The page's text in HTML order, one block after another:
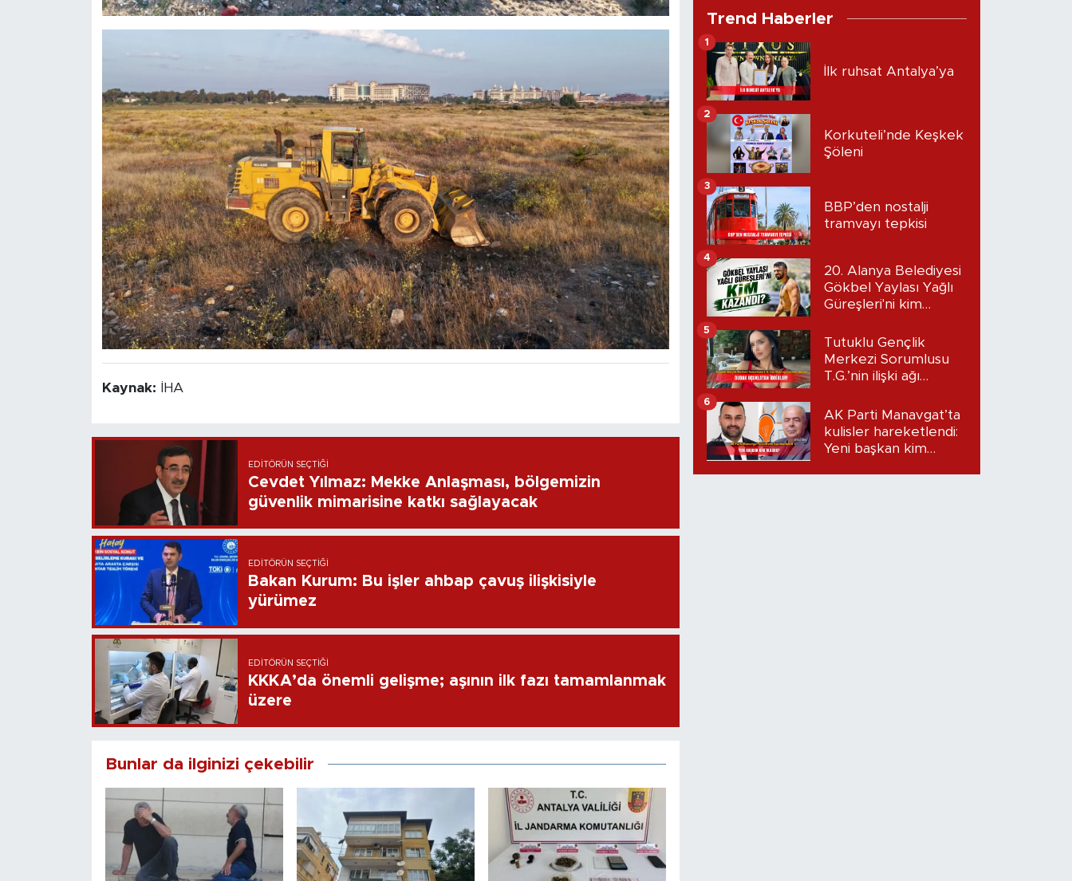
Kaynak: İHA
EDITÖRÜN SEÇTIĞI
Cevdet Yılmaz: Mekke Anlaşması, bölgemizin
güvenlik mimarisine katkı sağlayacak
EDITÖRÜN SEÇTIĞI
Bakan Kurum: Bu işler ahbap çavuş ilişkisiyle
yürümez
EDITÖRÜN SEÇTIĞI
KKKA’da önemli gelişme; aşının ilk fazı tamamlanmak
üzere
Bunlar da ilginizi çekebilir
Trend Haberler
İlk ruhsat Antalya’ya
1
Korkuteli’nde Keşkek
Şöleni
2
BBP’den nostalji
tramvayı tepkisi
3
20. Alanya Belediyesi
Gökbel Yaylası Yağlı
Güreşleri'ni kim
4
Tutuklu Gençlik
Merkezi Sorumlusu
T.G.’nin ilişki ağı
Dudak uçuklatan
iddialar!
5
AK Parti Manavgat’ta
kulisler hareketlendi:
Yeni başkan kim
6